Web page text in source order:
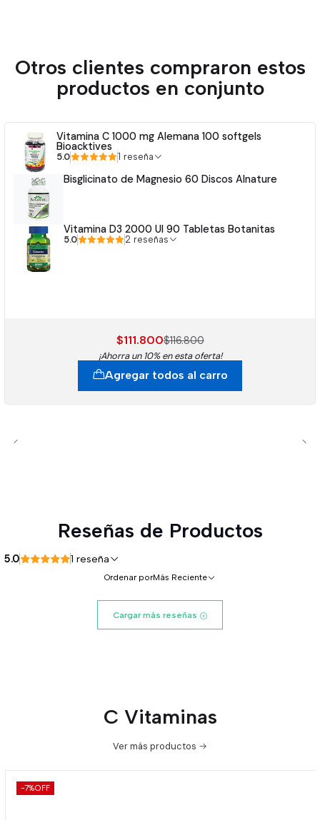
Otros clientes compraron estos
productos en conjunto
Vitamina C 1000 mg Alemana 100 softgels
Bioacktives
5.0 1 reseña
Bisglicinato de Magnesio 60 Discos Alnature
Vitamina D3 2000 UI 90 Tabletas Botanitas
5.0 2 reseñas
$111.800$116.800
¡Ahorra un 10% en esta oferta!
Agregar todos al carro
Reseñas de Productos
5.0 1 reseña
Ordenar porMás Reciente
Cargar más reseñas
C Vitaminas
Ver más productos
-7%OFF